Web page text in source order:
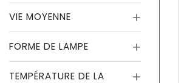
VIE MOYENNE
FORME DE LAMPE
TEMPÉRATURE DE LA